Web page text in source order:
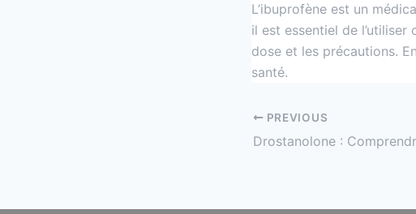
L’ibuprofène est un
il est essentiel de
dose et les précautions.
santé.
PREVIOUS